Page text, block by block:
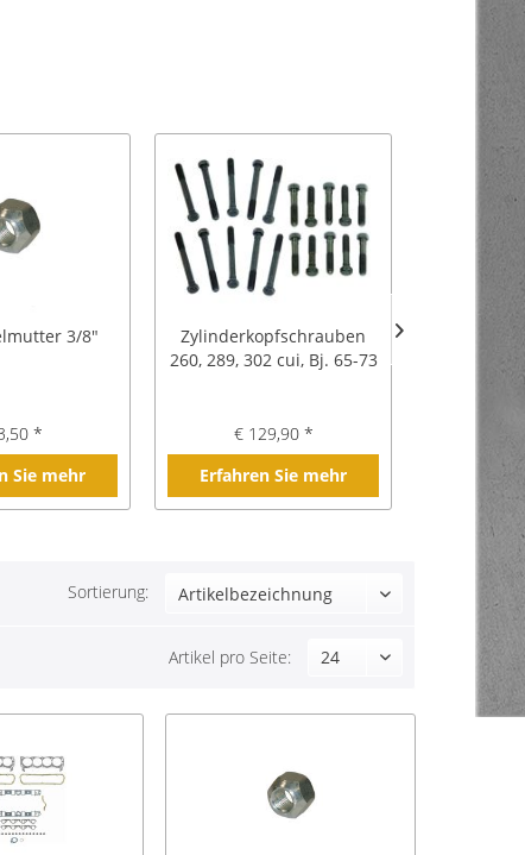
3/8"
*
Sie mehr
Zylinderkopfschrauben
260, 289, 302 cui, Bj. 65-73
€ 129,90 *
Erfahren Sie mehr
Sortierung:
Artikel pro Seite: